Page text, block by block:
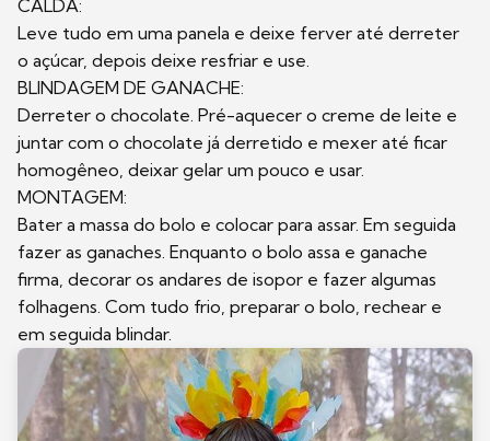
CALDA:
Leve tudo em uma panela e deixe ferver até derreter
o açúcar, depois deixe resfriar e use.
BLINDAGEM DE GANACHE:
Derreter o chocolate. Pré-aquecer o creme de leite e
juntar com o chocolate já derretido e mexer até ficar
homogêneo, deixar gelar um pouco e usar.
MONTAGEM:
Bater a massa do bolo e colocar para assar. Em seguida
fazer as ganaches. Enquanto o bolo assa e ganache
firma, decorar os andares de isopor e fazer algumas
folhagens. Com tudo frio, preparar o bolo, rechear e
em seguida blindar.